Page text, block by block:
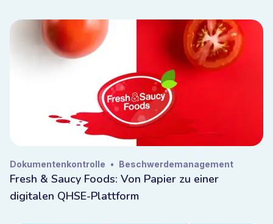
Dokumentenkontrolle • Beschwerdemanagement
Fresh & Saucy Foods: Von Papier zu einer
digitalen QHSE-Plattform